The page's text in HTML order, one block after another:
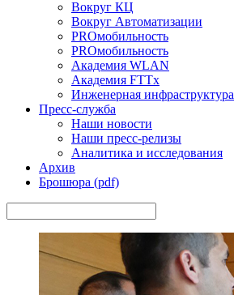
Вокруг КЦ
Вокруг Автоматизации
PROмобильность
PROмобильность
Академия WLAN
Академия FTTx
Инженерная инфраструктура
Пресс-служба
Наши новости
Наши пресс-релизы
Аналитика и исследования
Архив
Брошюра (pdf)